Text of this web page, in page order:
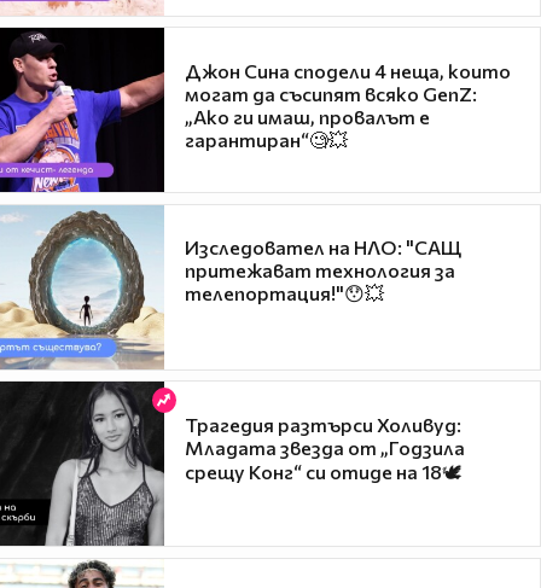
Джон Сина сподели 4 неща, които
могат да съсипят всяко GenZ:
„Ако ги имаш, провалът е
гарантиран“🧐💥
Изследовател на НЛО: "САЩ
притежават технология за
телепортация!"😯💥
Трагедия разтърси Холивуд:
Младата звезда от „Годзила
срещу Конг“ си отиде на 18🕊️